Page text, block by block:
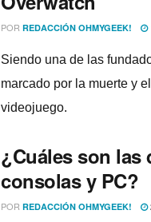
POR REDACCIÓN OHMYGEEK!
Siendo una de las
marcado por la muerte y
videojuego.
¿Cuáles son las
consolas y PC?
POR REDACCIÓN OHMYGEEK!